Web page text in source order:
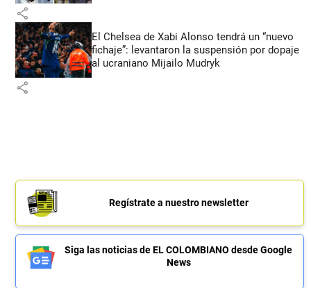
share
El Chelsea de Xabi Alonso tendrá un “nuevo
fichaje”: levantaron la suspensión por dopaje
al ucraniano Mijailo Mudryk
share
Regístrate a nuestro newsletter
Siga las noticias de EL COLOMBIANO desde Google
News